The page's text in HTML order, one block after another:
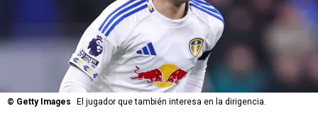
© Getty Images El jugador que también interesa en la dirigencia.